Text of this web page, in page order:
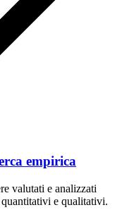
empirica
valutati e analizzati
e qualitativi.